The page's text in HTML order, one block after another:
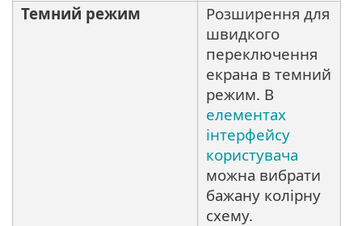
Темний режим
Розширення для
швидкого
переключення
екрана в темний
режим. В
елементах
інтерфейсу
користувача
можна вибрати
бажану колірну
схему.